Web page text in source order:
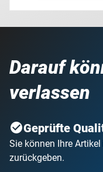
Darauf
verlassen
Geprüfte
Sie können Ihre
zurückgeben.